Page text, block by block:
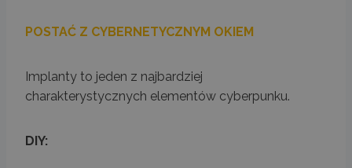
POSTAĆ Z CYBERNETYCZNYM OKIEM
Implanty to jeden z najbardziej
charakterystycznych elementów cyberpunku.
DIY: